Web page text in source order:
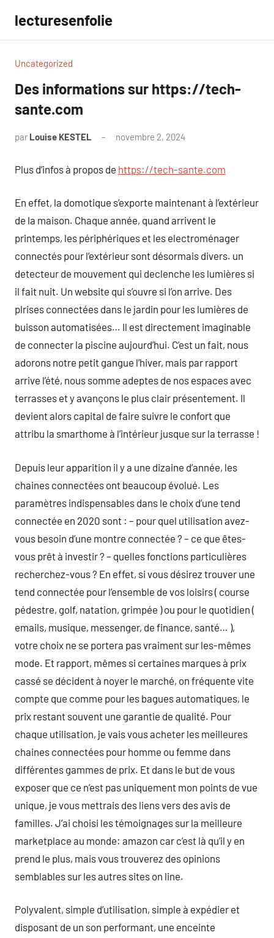
contenu
lecturesenfolie
Uncategorized
Des informations sur https://tech-
sante.com
par Louise KESTEL novembre 2, 2024
Plus d’infos à propos de https://tech-sante.com
En effet, la domotique s’exporte maintenant à l’extérieur
de la maison. Chaque année, quand arrivent le
printemps, les périphériques et les electroménager
connectés pour l’extérieur sont désormais divers. un
detecteur de mouvement qui declenche les lumières si
il fait nuit. Un website qui s’ouvre si l’on arrive. Des
plrises connectées dans le jardin pour les lumières de
buisson automatisées… Il est directement imaginable
de connecter la piscine aujourd’hui. C’est un fait, nous
adorons notre petit gangue l’hiver, mais par rapport
arrive l’été, nous somme adeptes de nos espaces avec
terrasses et y avançons le plus clair présentement. Il
devient alors capital de faire suivre le confort que
attribu la smarthome à l’intérieur jusque sur la terrasse !
Depuis leur apparition il y a une dizaine d’année, les
chaines connectées ont beaucoup évolué. Les
paramètres indispensables dans le choix d’une tend
connectée en 2020 sont : – pour quel utilisation avez-
vous besoin d’une montre connectée ? – ce que êtes-
vous prêt à investir ? – quelles fonctions particulières
recherchez-vous ? En effet, si vous désirez trouver une
tend connectée pour l’ensemble de vos loisirs ( course
pédestre, golf, natation, grimpée ) ou pour le quotidien (
emails, musique, messenger, de finance, santé… ),
votre choix ne se portera pas vraiment sur les-mêmes
mode. Et rapport, mêmes si certaines marques à prix
cassé se décident à noyer le marché, on fréquente vite
compte que comme pour les bagues automatiques, le
prix restant souvent une garantie de qualité. Pour
chaque utilisation, je vais vous acheter les meilleures
chaines connectées pour homme ou femme dans
différentes gammes de prix. Et dans le but de vous
exposer que ce n’est pas uniquement mon points de vue
unique, je vous mettrais des liens vers des avis de
familles. J’ai choisi les témoignages sur la meilleure
marketplace au monde: amazon car c’est là qu’il y en
prend le plus, mais vous trouverez des opinions
semblables sur les autres sites on line.
Polyvalent, simple d’utilisation, simple à expédier et
disposant de un son performant, une enceinte